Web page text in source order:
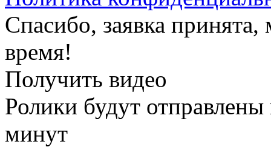
Спасибо, заявка
время!
Получить видео
Ролики будут
минут